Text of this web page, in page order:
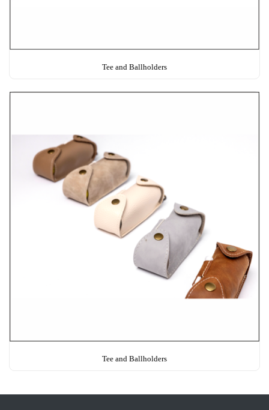
Tee and Ballholders
Tee and Ballholders